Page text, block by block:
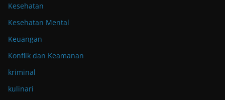
Kesehatan
Kesehatan Mental
Keuangan
Konflik dan Keamanan
kriminal
kulinari